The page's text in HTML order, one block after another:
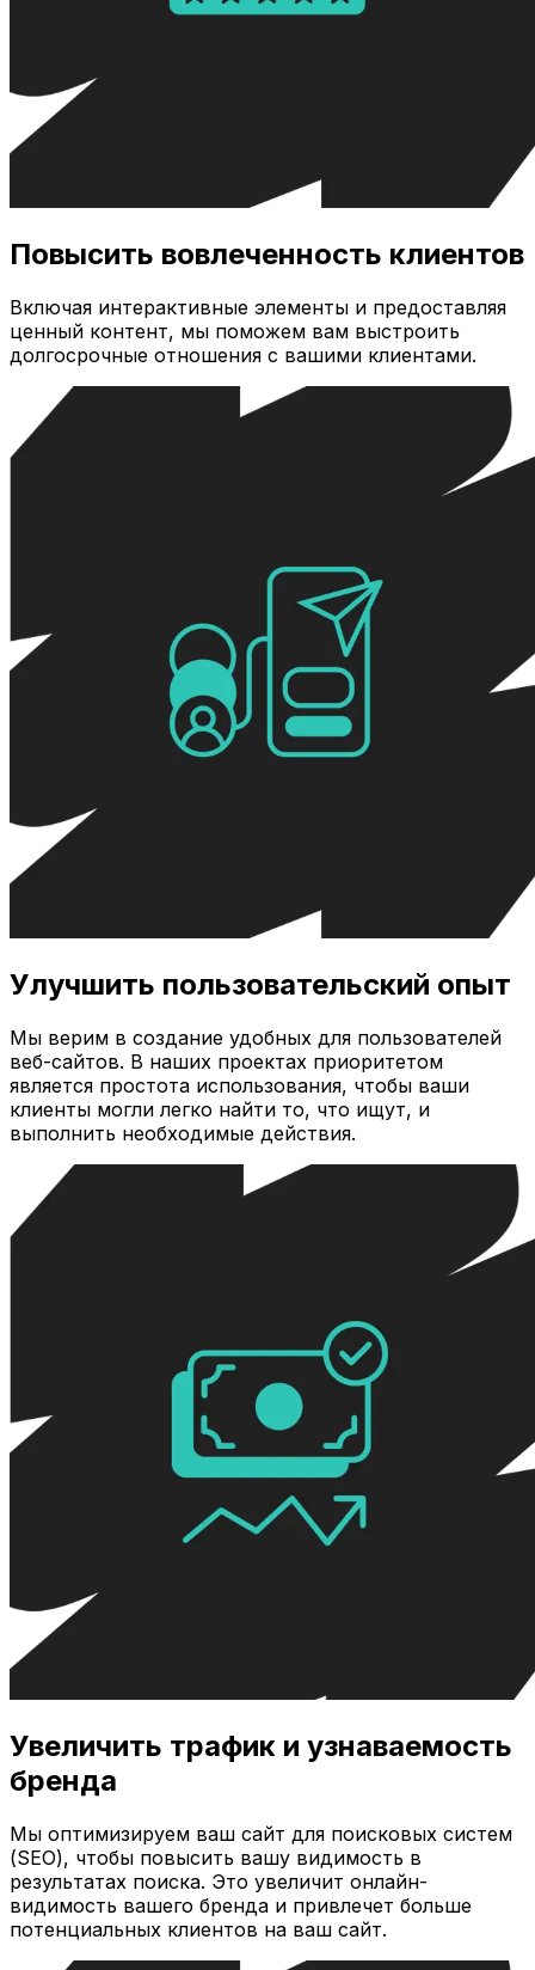
Повысить вовлеченность клиентов
Включая интерактивные элементы и предоставляя
ценный контент, мы поможем вам выстроить
долгосрочные отношения с вашими клиентами.
Улучшить пользовательский опыт
Мы верим в создание удобных для пользователей
веб-сайтов. В наших проектах приоритетом
является простота использования, чтобы ваши
клиенты могли легко найти то, что ищут, и
выполнить необходимые действия.
Увеличить трафик и узнаваемость
бренда
Мы оптимизируем ваш сайт для поисковых систем
(SEO), чтобы повысить вашу видимость в
результатах поиска. Это увеличит онлайн-
видимость вашего бренда и привлечет больше
потенциальных клиентов на ваш сайт.